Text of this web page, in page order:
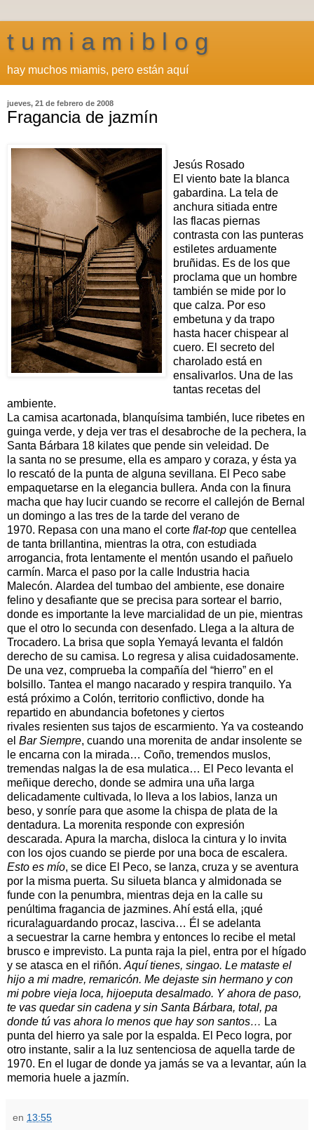
t u m i a m i b l o g
hay muchos miamis, pero están aquí
jueves, 21 de febrero de 2008
Fragancia de jazmín
Jesús Rosado
El viento bate la blanca
gabardina. La tela de
anchura sitiada entre
las flacas piernas
contrasta con las punteras
estiletes arduamente
bruñidas. Es de los que
proclama que un hombre
también se mide por lo
que calza. Por eso
embetuna y da trapo
hasta hacer chispear al
cuero. El secreto del
charolado está en
ensalivarlos. Una de las
tantas recetas del
ambiente.
La camisa acartonada, blanquísima también, luce ribetes en
guinga verde, y deja ver tras el desabroche de la pechera, la
Santa Bárbara 18 kilates que pende sin veleidad. De
la santa no se presume, ella es amparo y coraza, y ésta ya
lo rescató de la punta de alguna sevillana. El Peco sabe
empaquetarse en la elegancia bullera. Anda con la finura
macha que hay lucir cuando se recorre el callejón de Bernal
un domingo a las tres de la tarde del verano de
1970. Repasa con una mano el corte flat-top que centellea
de tanta brillantina, mientras la otra, con estudiada
arrogancia, frota lentamente el mentón usando el pañuelo
carmín. Marca el paso por la calle Industria hacia
Malecón. Alardea del tumbao del ambiente, ese donaire
felino y desafiante que se precisa para sortear el barrio,
donde es importante la leve marcialidad de un pie, mientras
que el otro lo secunda con desenfado. Llega a la altura de
Trocadero. La brisa que sopla Yemayá levanta el faldón
derecho de su camisa. Lo regresa y alisa cuidadosamente.
De una vez, comprueba la compañía del “hierro” en el
bolsillo. Tantea el mango nacarado y respira tranquilo. Ya
está próximo a Colón, territorio conflictivo, donde ha
repartido en abundancia bofetones y ciertos
rivales resienten sus tajos de escarmiento. Ya va costeando
el Bar Siempre, cuando una morenita de andar insolente se
le encarna con la mirada… Coño, tremendos muslos,
tremendas nalgas la de esa mulatica… El Peco levanta el
meñique derecho, donde se admira una uña larga
delicadamente cultivada, lo lleva a los labios, lanza un
beso, y sonríe para que asome la chispa de plata de la
dentadura. La morenita responde con expresión
descarada. Apura la marcha, disloca la cintura y lo invita
con los ojos cuando se pierde por una boca de escalera.
Esto es mío, se dice El Peco, se lanza, cruza y se aventura
por la misma puerta. Su silueta blanca y almidonada se
funde con la penumbra, mientras deja en la calle su
penúltima fragancia de jazmines. Ahí está ella, ¡qué
ricura!aguardando procaz, lasciva… Él se adelanta
a secuestrar la carne hembra y entonces lo recibe el metal
brusco e imprevisto. La punta raja la piel, entra por el hígado
y se atasca en el riñón. Aquí tienes, singao. Le mataste el
hijo a mi madre, remaricón. Me dejaste sin hermano y con
mi pobre vieja loca, hijoeputa desalmado. Y ahora de paso,
te vas quedar sin cadena y sin Santa Bárbara, total, pa
donde tú vas ahora lo menos que hay son santos… La
punta del hierro ya sale por la espalda. El Peco logra, por
otro instante, salir a la luz sentenciosa de aquella tarde de
1970. En el lugar de donde ya jamás se va a levantar, aún la
memoria huele a jazmín.
en 13:55